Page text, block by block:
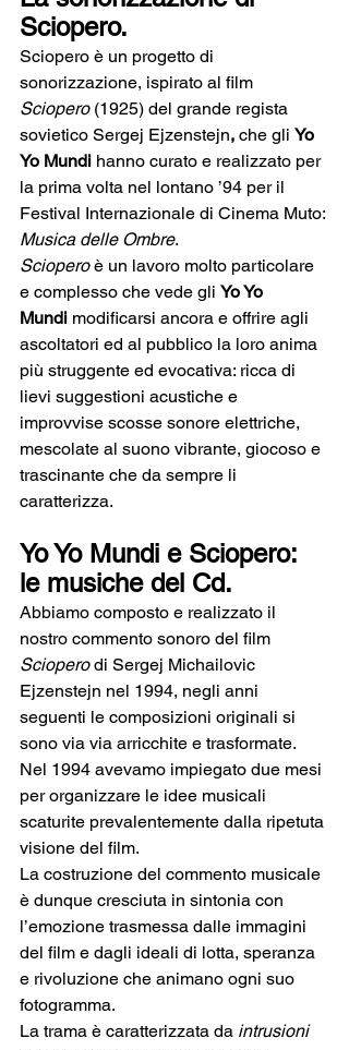
Sciopero.
Sciopero è un progetto di
sonorizzazione, ispirato al film
Sciopero (1925) del grande regista
sovietico Sergej Ejzenstejn, che gli Yo
Yo Mundi hanno curato e realizzato per
la prima volta nel lontano ’94 per il
Festival Internazionale di Cinema Muto:
Musica delle Ombre.
Sciopero è un lavoro molto particolare
e complesso che vede gli Yo Yo
Mundi modificarsi ancora e offrire agli
ascoltatori ed al pubblico la loro anima
più struggente ed evocativa: ricca di
lievi suggestioni acustiche e
improvvise scosse sonore elettriche,
mescolate al suono vibrante, giocoso e
trascinante che da sempre li
caratterizza.
Yo Yo Mundi e Sciopero:
le musiche del Cd.
Abbiamo composto e realizzato il
nostro commento sonoro del film
Sciopero di Sergej Michailovic
Ejzenstejn nel 1994, negli anni
seguenti le composizioni originali si
sono via via arricchite e trasformate.
Nel 1994 avevamo impiegato due mesi
per organizzare le idee musicali
scaturite prevalentemente dalla ripetuta
visione del film.
La costruzione del commento musicale
è dunque cresciuta in sintonia con
l’emozione trasmessa dalle immagini
del film e dagli ideali di lotta, speranza
e rivoluzione che animano ogni suo
fotogramma.
La trama è caratterizzata da intrusioni